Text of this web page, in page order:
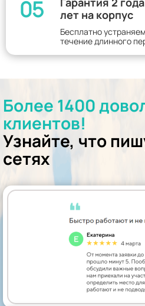
05
лет на корпус
Бесплатно
течение длинного
Более 1400
клиентов!
Узнайте, что
сетях